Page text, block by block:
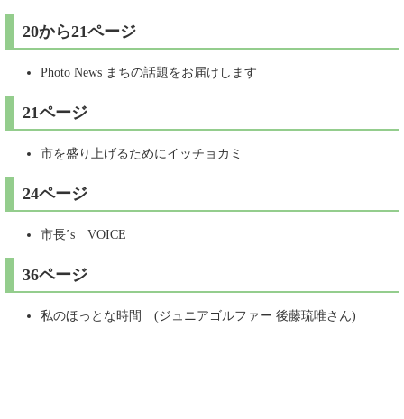
20から21ページ
Photo News まちの話題をお届けします
21ページ
市を盛り上げるためにイッチョカミ​
24ページ
市長‛s VOICE​
36ページ
私のほっとな時間 (ジュニアゴルファー 後藤琉唯さん)